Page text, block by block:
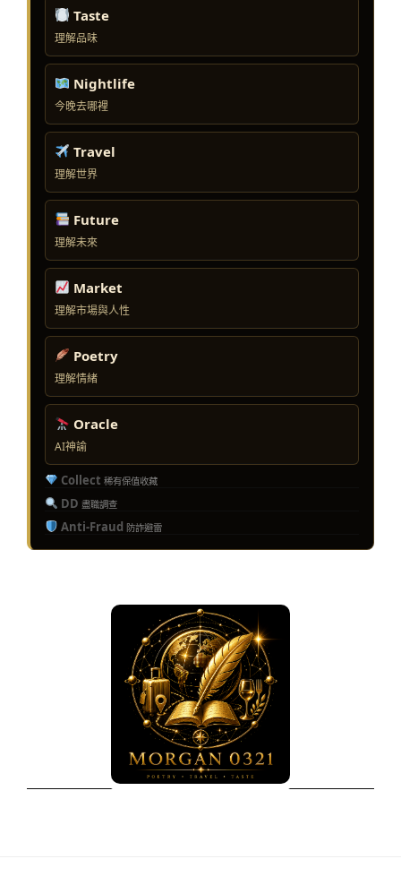
Taste
理解品味
Nightlife
今晚去哪裡
Travel
理解世界
Future
理解未來
Market
理解市場與人性
Poetry
理解情緒
Oracle
AI神諭
Collect 稀有保值收藏
DD 盡職調查
Anti-Fraud 防詐避雷